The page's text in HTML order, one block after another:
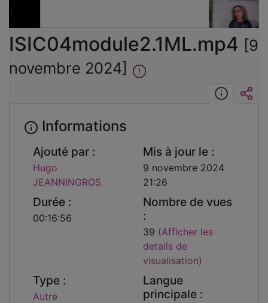
vidéo
ISIC04module2.1ML.mp4 [9
novembre 2024]
Informations
Ajouté par :
Hugo
JEANNINGROS
Mis à jour le :
9 novembre 2024
21:26
Durée :
00:16:56
Nombre de vues
:
39 (Afficher les
details de
visualisation)
Type :
Autre
Langue
principale :